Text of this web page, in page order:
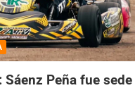
Sáenz Peña fue sede